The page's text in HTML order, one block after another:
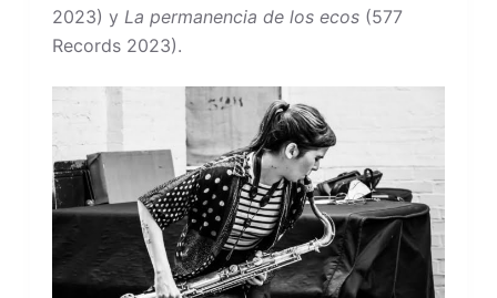
2023) y La permanencia de los ecos(577
Records 2023).